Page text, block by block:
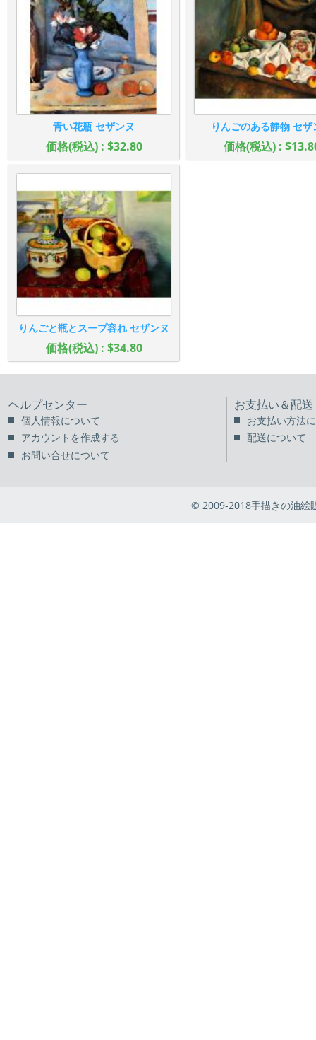
青い花瓶 セザンヌ
価格(税込) : $32.80
りんごのある静物 セザ
価格(税込) :
りんごと瓶とスープ容れ セザンヌ
価格(税込) : $34.80
ヘルプセンター
個人情報について
アカウントを作成する
お問い合せについて
お支払い＆配送
お支払い方法
配送について
© 2009-2018手描きの油絵